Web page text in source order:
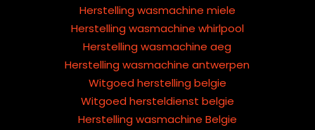
Herstelling wasmachine miele
Herstelling wasmachine whirlpool
Herstelling wasmachine aeg
Herstelling wasmachine antwerpen
Witgoed herstelling belgie
Witgoed hersteldienst belgie
Herstelling wasmachine Belgie